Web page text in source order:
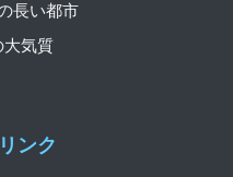
ンク
長い都市
大気質